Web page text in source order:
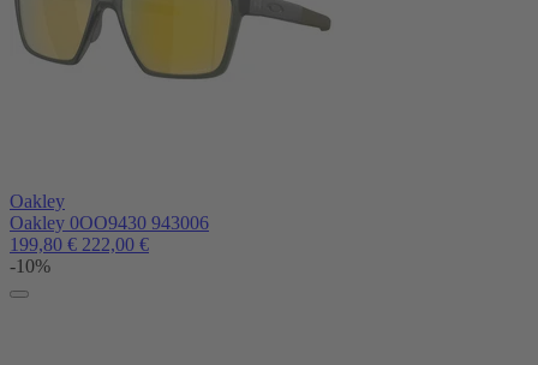
Oakley
Oakley 0OO9430 943006
199,80 € 222,00 €
-10%